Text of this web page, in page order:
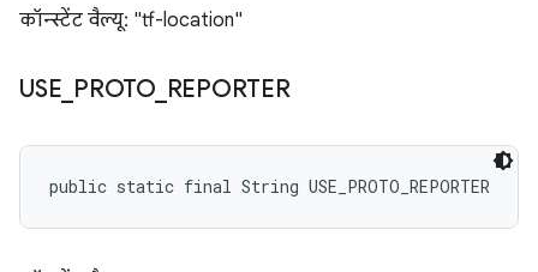
कॉन्स्टेंट वैल्यू: "tf-location"
USE PROTO_ REPORTER
public static final String USE_PROTO_REPORTER